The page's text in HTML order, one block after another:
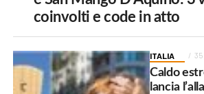
coinvolti e code in atto
ITALIA
Caldo
lancia